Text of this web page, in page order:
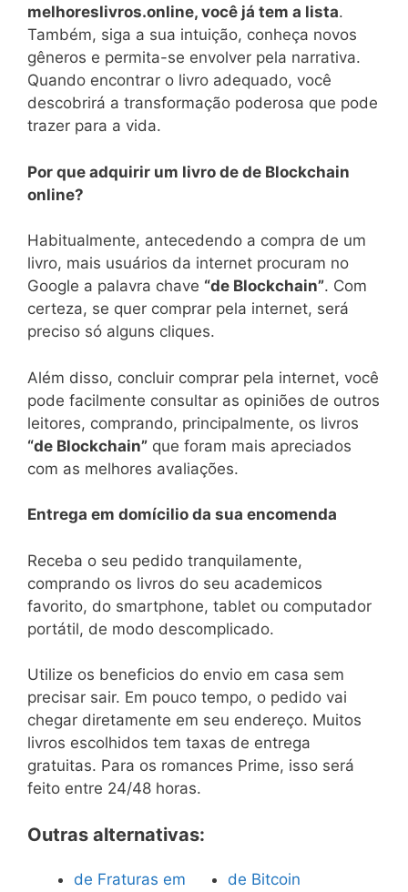
melhoreslivros.online, você já tem a lista.
Também, siga a sua intuição, conheça novos
gêneros e permita-se envolver pela narrativa.
Quando encontrar o livro adequado, você
descobrirá a transformação poderosa que pode
trazer para a vida.
Por que adquirir um livro de de Blockchain
online?
Habitualmente, antecedendo a compra de um
livro, mais usuários da internet procuram no
Google a palavra chave “de Blockchain”. Com
certeza, se quer comprar pela internet, será
preciso só alguns cliques.
Além disso, concluir comprar pela internet, você
pode facilmente consultar as opiniões de outros
leitores, comprando, principalmente, os livros
“de Blockchain” que foram mais apreciados
com as melhores avaliações.
Entrega em domícilio da sua encomenda
Receba o seu pedido tranquilamente,
comprando os livros do seu academicos
favorito, do smartphone, tablet ou computador
portátil, de modo descomplicado.
Utilize os beneficios do envio em casa sem
precisar sair. Em pouco tempo, o pedido vai
chegar diretamente em seu endereço. Muitos
livros escolhidos tem taxas de entrega
gratuitas. Para os romances Prime, isso será
feito entre 24/48 horas.
Outras alternativas:
de Fraturas em
de Bitcoin